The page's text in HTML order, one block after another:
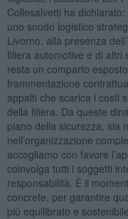
Collesalvetti ha
uno snodo logistico
Livorno, alla presenza
filiera automotive e di altri
resta un comparto
frammentazione
appalti che scarica i costi
della filiera. Da queste
piano della sicurezza, sia
nell’organizzazione
accogliamo con favore
coinvolga tutti i soggetti
responsabilità. È il
concrete, per garantire
più equilibrato e